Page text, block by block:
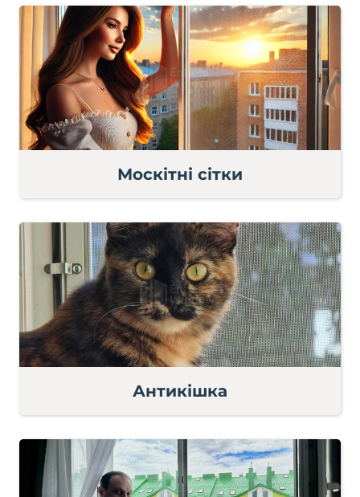
Москітні сітки
Антикішка